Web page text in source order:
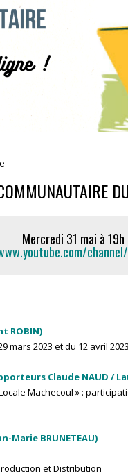
Mercredi 31 mai à 19h
ROBIN)
mars 2023 et du 12 avril 2023
Claude NAUD /
Machecoul » :
Marie BRUNETEAU)
et Distribution